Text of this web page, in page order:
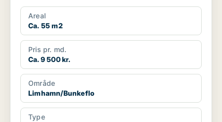
Areal
Ca. 55 m2
Pris pr. md.
Ca. 9 500 kr.
Område
Limhamn/Bunkeflo
Type